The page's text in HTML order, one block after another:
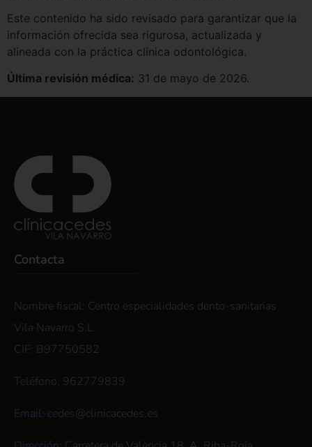
Este contenido ha sido revisado para garantizar que la
información ofrecida sea rigurosa, actualizada y
alineada con la práctica clínica odontológica.
Última revisión médica: 31 de mayo de 2026.
Contacta
Nombre fiscal: Centro especialidades dento-sanitarias
Vila Navarro S.L
CIF: B97750582
Teléfono: 962779839
Email: cedes@clinicacedes.es